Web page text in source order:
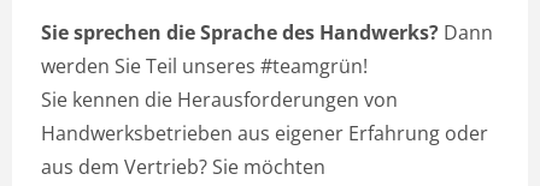
Sie sprechen die Sprache des Handwerks? Dann
werden Sie Teil unseres #teamgrün!
Sie kennen die Herausforderungen von
Handwerksbetrieben aus eigener Erfahrung oder
aus dem Vertrieb? Sie möchten